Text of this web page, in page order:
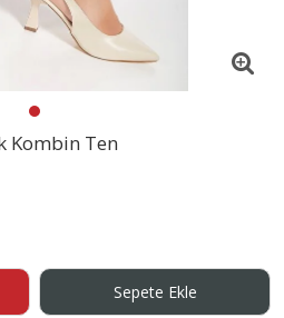
Kombin Ten
Sepete Ekle